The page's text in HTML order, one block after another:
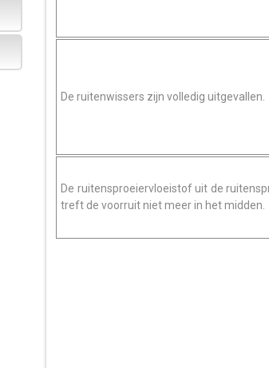
De ruitenwissers zijn volledig uitgevallen.
De ruitensproeiervloeistof uit de
treft de voorruit niet meer in het midden.